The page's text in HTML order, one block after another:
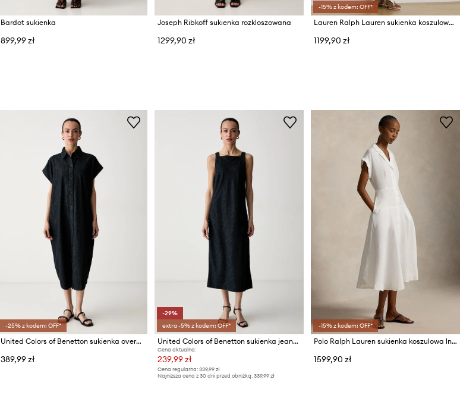
Bardot sukienka
899,99 zł
Joseph Ribkoff sukienka rozkloszowana
1299,90 zł
-15% z kodem: OFF*
Lauren Ralph Lauren sukienka koszulowa z bawełną
1199,90 zł
-25% z kodem: OFF*
United Colors of Benetton sukienka oversize jeansowa
389,99 zł
-29%
extra -5% z kodem: OFF*
United Colors of Benetton sukienka jeansowa
Cena aktualna:
239,99 zł
Cena regularna: 339,99 zł
Najniższa cena z 30 dni przed obniżką: 339,99 zł
-15% z kodem: OFF*
Polo Ralph Lauren sukienka koszulowa lniana
1599,90 zł